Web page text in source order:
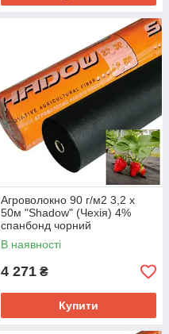
Агроволокно 90 г/м2 3,2 х
50м "Shadow" (Чехія) 4%
спанбонд чорний
В наявності
4 271 ₴
Купити